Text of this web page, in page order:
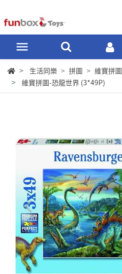
生活同樂 拼圖
維寶拼圖
維寶拼圖-恐龍世界 (3*49P)